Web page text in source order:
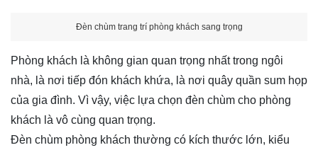
Đèn chùm trang trí phòng khách sang trọng
Phòng khách là không gian quan trọng nhất trong ngôi
nhà, là nơi tiếp đón khách khứa, là nơi quây quần sum họp
của gia đình. Vì vậy, việc lựa chọn đèn chùm cho phòng
khách là vô cùng quan trọng.
Đèn chùm phòng khách thường có kích thước lớn, kiểu